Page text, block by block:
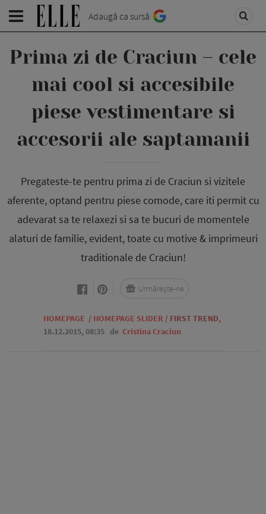
Adaugă ca sursă
Prima zi de Craciun – cele
mai cool si accesibile
piese vestimentare si
accesorii ale saptamanii
Pregateste-te pentru prima zi de Craciun si vizitele
aferente, optand pentru piese comode, care iti permit cu
adevarat sa te relaxezi si sa te bucuri de momentele
alaturi de familie, evident, toate cu motive & imprimeuri
traditionale de Craciun!
HOMEPAGE / HOMEPAGE SLIDER / FIRST TREND,
18.12.2015, 08:35 de Cristina Craciun
Urmărește-ne